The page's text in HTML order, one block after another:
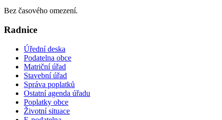
Bez časového omezení.
Radnice
Úřední deska
Podatelna obce
Matriční úřad
Stavební úřad
Správa poplatků
Ostatní agenda úřadu
Poplatky obce
Životní situace